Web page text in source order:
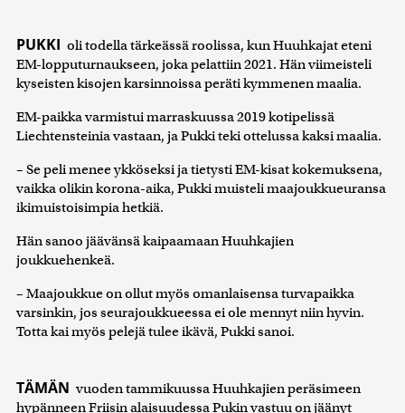
PUKKI oli todella tärkeässä roolissa, kun Huuhkajat eteni
EM-lopputurnaukseen, joka pelattiin 2021. Hän viimeisteli
kyseisten kisojen karsinnoissa peräti kymmenen maalia.
EM-paikka varmistui marraskuussa 2019 kotipelissä
Liechtensteinia vastaan, ja Pukki teki ottelussa kaksi maalia.
– Se peli menee ykköseksi ja tietysti EM-kisat kokemuksena,
vaikka olikin korona-aika, Pukki muisteli maajoukkueuransa
ikimuistoisimpia hetkiä.
Hän sanoo jäävänsä kaipaamaan Huuhkajien
joukkuehenkeä.
– Maajoukkue on ollut myös omanlaisensa turvapaikka
varsinkin, jos seurajoukkueessa ei ole mennyt niin hyvin.
Totta kai myös pelejä tulee ikävä, Pukki sanoi.
TÄMÄN vuoden tammikuussa Huuhkajien peräsimeen
hypänneen Friisin alaisuudessa Pukin vastuu on jäänyt